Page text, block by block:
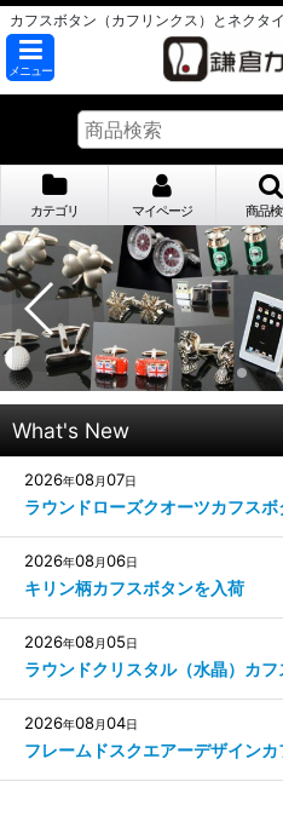
カフスボタン（カフリンクス）とネクタ
メニュー
カテゴリ マイページ 商品
What's New
2026年08月07日
ラウンドローズクオーツカフス
2026年08月06日
キリン柄カフスボタンを入荷
2026年08月05日
ラウンドクリスタル（水晶）カ
2026年08月04日
フレームドスクエアーデザイン